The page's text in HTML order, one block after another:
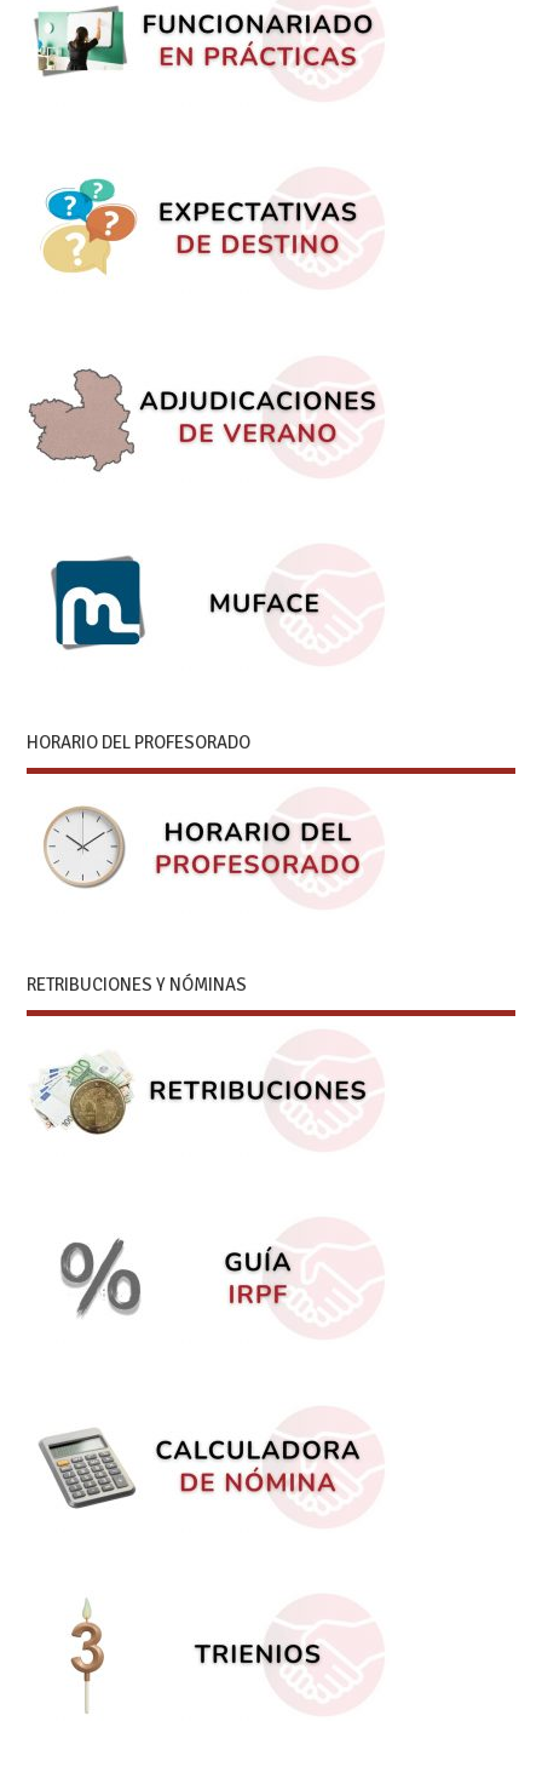
HORARIO DEL PROFESORADO
RETRIBUCIONES Y NÓMINAS